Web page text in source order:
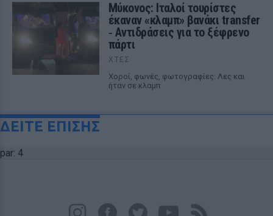
Μύκονος: Ιταλοί τουρίστες
έκαναν «κλαμπ» βανάκι transfer
‑ Αντιδράσεις για το ξέφρενο
πάρτι
ΧΤΕΣ
Χοροί, φωνές, φωτογραφίες: Λες και
ήταν σε κλαμπ
ΔΕΙΤΕ ΕΠΙΣΗΣ
par: 4